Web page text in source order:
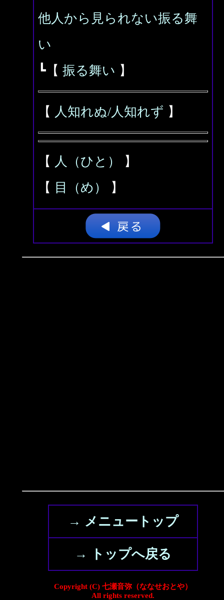
他人から見られない振る舞
い
┗【 振る舞い 】
【 人知れぬ/人知れず 】
【 人（ひと）
】
【 目（め） 】
→ メニュートップ
→ トップへ戻る
Copyright (C) 七瀬音弥（ななせおとや）
All rights reserved.